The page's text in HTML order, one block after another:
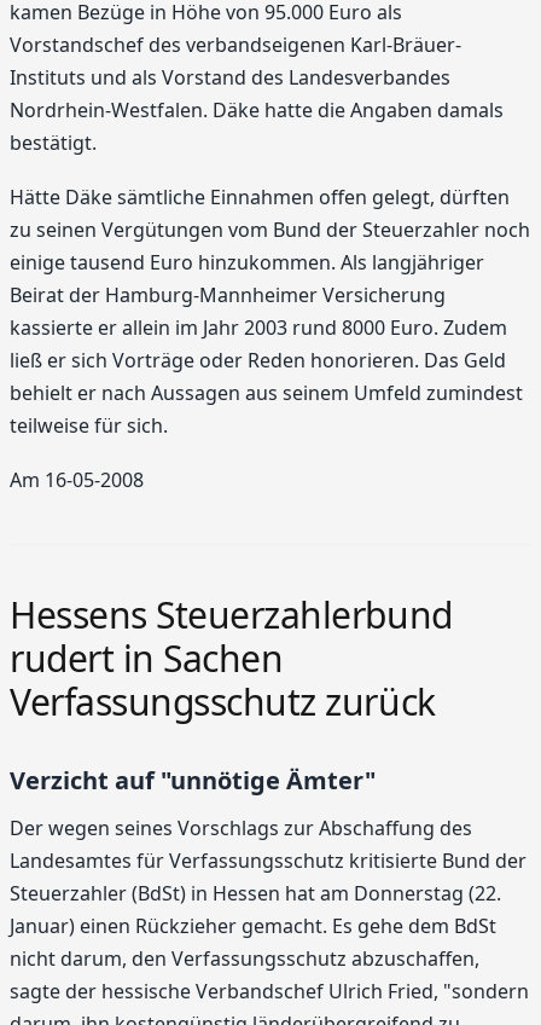
kamen Bezüge in Höhe von 95.000 Euro als
Vorstandschef des verbandseigenen Karl-Bräuer-
Instituts und als Vorstand des Landesverbandes
Nordrhein-Westfalen. Däke hatte die Angaben damals
bestätigt.
Hätte Däke sämtliche Einnahmen offen gelegt, dürften
zu seinen Vergütungen vom Bund der Steuerzahler noch
einige tausend Euro hinzukommen. Als langjähriger
Beirat der Hamburg-Mannheimer Versicherung
kassierte er allein im Jahr 2003 rund 8000 Euro. Zudem
ließ er sich Vorträge oder Reden honorieren. Das Geld
behielt er nach Aussagen aus seinem Umfeld zumindest
teilweise für sich.
Am 16-05-2008
Hessens Steuerzahlerbund
rudert in Sachen
Verfassungsschutz zurück
Verzicht auf "unnötige Ämter"
Der wegen seines Vorschlags zur Abschaffung des
Landesamtes für Verfassungsschutz kritisierte Bund der
Steuerzahler (BdSt) in Hessen hat am Donnerstag (22.
Januar) einen Rückzieher gemacht. Es gehe dem BdSt
nicht darum, den Verfassungsschutz abzuschaffen,
sagte der hessische Verbandschef Ulrich Fried, "sondern